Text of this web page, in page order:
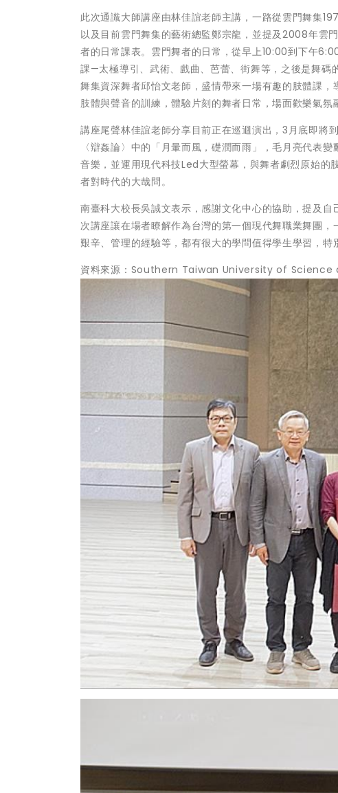
此次通識大師講座由林佳誼老師主講，一路從雲門舞集
以及目前雲門舞集的藝術總監鄭宗龍，並提及2008年雲
者的日常課表。雲門舞者的日常，從早上10:00到下午
課—太極導引、武術、戲曲、芭蕾、街舞等，之後是舞碼
舞集資深舞者邱怡文老師，盛情帶來一場有趣的肢體課
肢體與聲音的訓練，體驗片刻的舞者日常，場面歡樂氣氛
講座尾聲林佳誼老師分享目前正在巡迴演出，3月底即將
〈辯姦論〉中的「月暈而風，礎潤而雨」，毛月亮代表
音樂，並運用現代科技Led大型螢幕，與舞者劇烈原始的
者對時代的大哉問。
南臺科大校長吳誠文表示，感謝文化中心的協助，提及
次講座讓在場者瞭解作為台灣的第一個現代舞職業舞團
艱辛、管理的經驗等，都有很大的學問值得學生學習，特
資料來源：Southern Taiwan University of